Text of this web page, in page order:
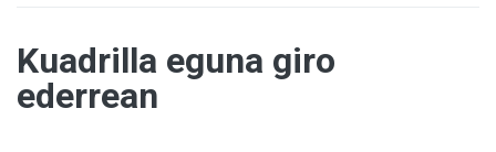
Kuadrilla eguna giro
ederrean